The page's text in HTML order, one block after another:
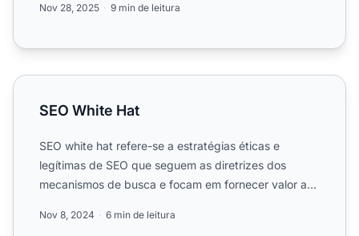
Nov 28, 2025 9 min de leitura
SEO White Hat
SEO White Hat
SEO white hat refere-se a estratégias éticas e
legítimas de SEO que seguem as diretrizes dos
mecanismos de busca e focam em fornecer valor ao
Nov 8, 2024 6 min de leitura